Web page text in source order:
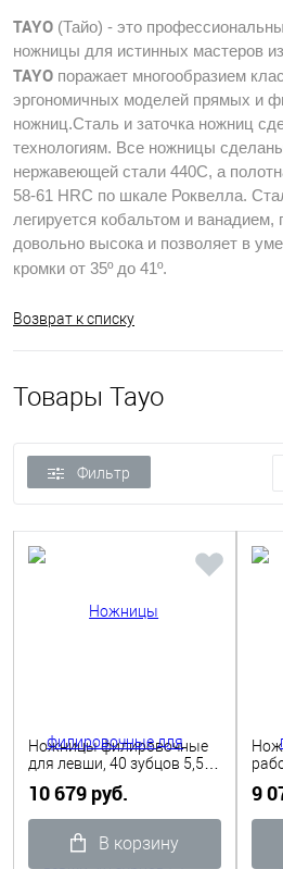
TAYO (Тайо) - это
ножницы для истинных мастеров
TAYO поражает многообразием
эргономичных моделей прямых и
ножниц.Сталь и заточка ножниц
технологиям. Все ножницы
нержавеющей стали 440С, а
58-61 HRC по шкале Роквелла.
легируется кобальтом и ванадием,
довольно высока и позволяет в
кромки от 35º до 41º.
Возврат к списку
Товары Tayo
Фильтр
Ножницы филировочные
для левши, 40 зубцов 5,5
10 679 руб.
В корзину
9